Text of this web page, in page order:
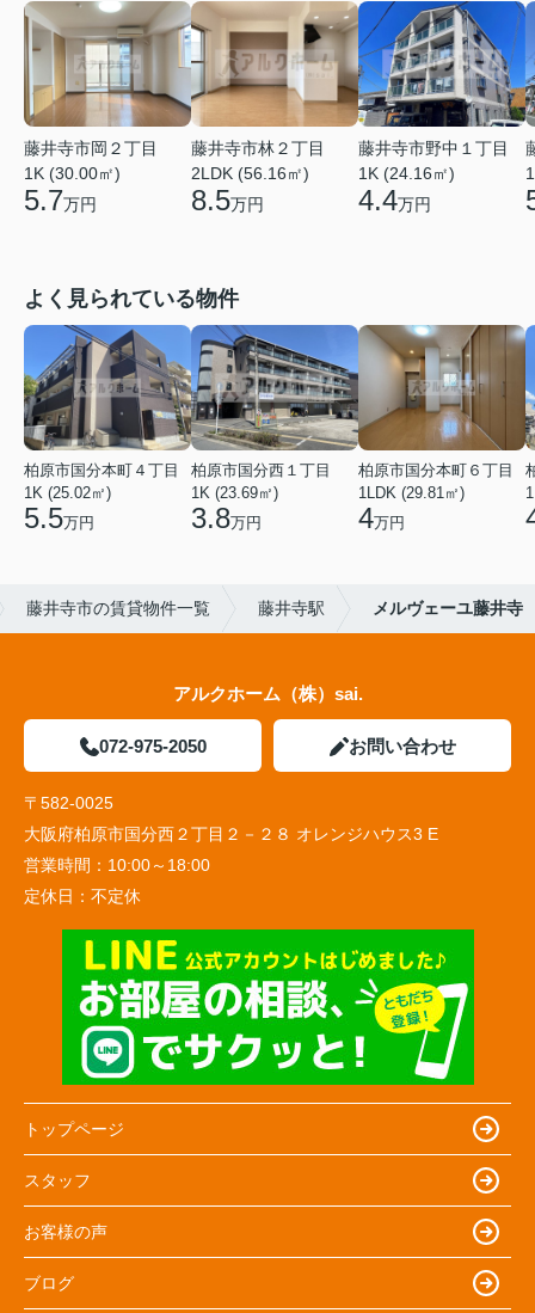
藤井寺市岡２丁目
1K (30.00㎡)
5.7万円
藤井寺市林２丁目
2LDK (56.16㎡)
8.5万円
藤井寺市野中１丁目
1K (24.16㎡)
4.4万円
よく見られている物件
柏原市国分本町４丁目
1K (25.02㎡)
5.5万円
柏原市国分西１丁目
1K (23.69㎡)
3.8万円
柏原市国分本町６丁目
1LDK (29.81㎡)
4万円
藤井寺市の賃貸物件一覧 藤井寺駅 メルヴェーユ藤井寺
アルクホーム（株）sai.
072-975-2050 お問い合わせ
〒582-0025
大阪府柏原市国分西２丁目２－２８ オレンジハウス3 E
営業時間： 10:00～18:00
定休日： 不定休
トップページ
スタッフ
お客様の声
ブログ